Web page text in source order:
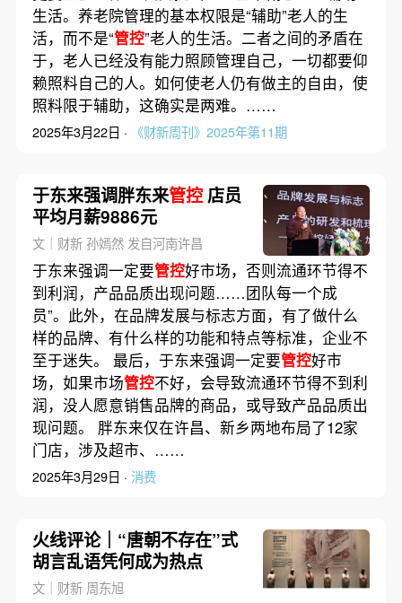
生活。养老院管理的基本权限是“辅助”老人的生
活，而不是“管控”老人的生活。二者之间的矛盾在
于，老人已经没有能力照顾管理自己，一切都要仰
赖照料自己的人。如何使老人仍有做主的自由，使
照料限于辅助，这确实是两难。……
2025年3月22日 · 《财新周刊》2025年第11期
于东来强调胖东来管控店员
平均月薪9886元
文｜财新 孙嫣然 发自河南许昌
于东来强调一定要管控好市场，否则流通环节得不
到利润，产品品质出现问题……团队每一个成
员”。此外，在品牌发展与标志方面，有了做什么
样的品牌、有什么样的功能和特点等标准，企业不
至于迷失。 最后，于东来强调一定要管控好市
场，如果市场管控不好，会导致流通环节得不到利
润，没人愿意销售品牌的商品，或导致产品品质出
现问题。 胖东来仅在许昌、新乡两地布局了12家
门店，涉及超市、……
2025年3月29日 · 消费
火线评论｜“唐朝不存在”式
胡言乱语凭何成为热点
文｜财新 周东旭